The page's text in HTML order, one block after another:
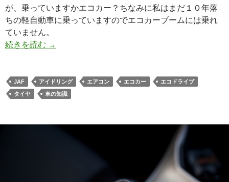
が、乗っていますかエコカー？ちなみに私はまだ１０年落
ちの軽自動車に乗っていますのでエコカーブームには乗れ
ていません。
続きを読む →
JAF アイドリング エアコン エコカー
エコドライブ
タイヤ
車の知識